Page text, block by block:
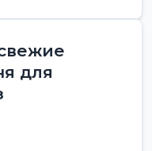
для